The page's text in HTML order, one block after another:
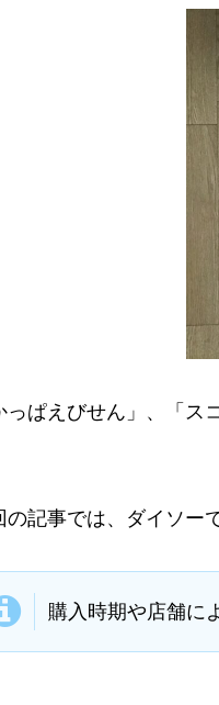
っぱえびせん」、「
の記事では、ダイソー
購入時期や店舗に